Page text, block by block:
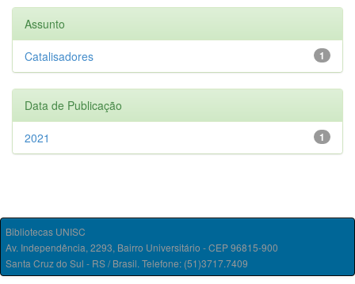
Assunto
1
Catalisadores
Data de Publicação
1
2021
Bibliotecas UNISC
Av. Independência, 2293, Bairro Universitário - CEP 96815-900
Santa Cruz do Sul - RS / Brasil. Telefone: (51)3717.7409